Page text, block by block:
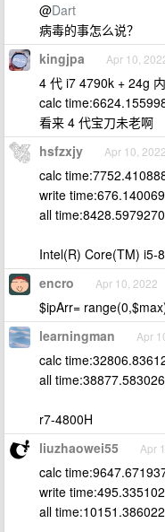
@Dart
病毒的事怎么说？
kingjpa Apr 10,
4 代 i7 4790k + 24g
calc
看来 4 代宝刀未老啊
hsfzxjy Apr 10, 2022
calc
write
all
Intel(R) Core(TM) i5-
encro Apr 10, 2022
$ipArr=
learningman Apr
calc
all
r7-4800H
liuzhaowei55 Apr
calc
write
all